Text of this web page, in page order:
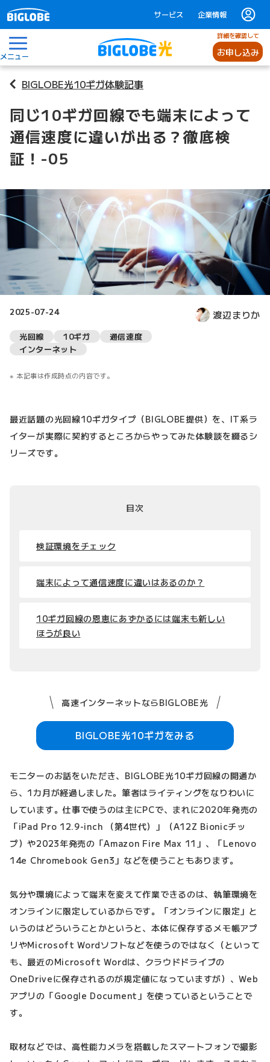
サービス 企業情報
メニュー
詳細を確認して
お申し込み
BIGLOBE光10ギガ体験記事
同じ10ギガ回線でも端末によって
通信速度に違いが出る？徹底検
証！-05
2025-07-24 渡辺まりか
光回線 10ギガ
通信速度
インターネット
本記事は作成時点の内容です。
最近話題の光回線10ギガタイプ（BIGLOBE提供）を、IT系ラ
イターが実際に契約するところからやってみた体験談を綴るシ
リーズです。
目次
検証環境をチェック
端末によって通信速度に違いはあるのか？
10ギガ回線の恩恵にあずかるには端末も新しい
ほうが良い
高速インターネットならBIGLOBE光
BIGLOBE光10ギガをみる
モニターのお話をいただき、BIGLOBE光10ギガ回線の開通か
ら、1カ月が経過しました。筆者はライティングをなりわいに
しています。仕事で使うのは主にPCで、まれに2020年発売の
「iPad Pro 12.9-inch （第4世代）」（A12Z Bionicチッ
プ）や2023年発売の「Amazon Fire Max 11」、「Lenovo
14e Chromebook Gen3」などを使うこともあります。
気分や環境によって端末を変えて作業できるのは、執筆環境を
オンラインに限定しているからです。「オンラインに限定」と
いうのはどういうことかというと、本体に保存するメモ帳アプ
リやMicrosoft Wordソフトなどを使うのではなく（といって
も、最近のMicrosoft Wordは、クラウドドライブの
OneDriveに保存されるのが規定値になっていますが）、Web
アプリの「Google Document」を使っているということで
す。
取材などでは、高性能カメラを搭載したスマートフォンで撮影